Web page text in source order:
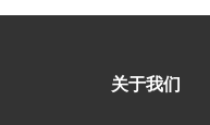
关于我们